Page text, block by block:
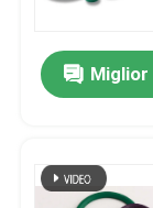
Fatory Tour
Controllo di